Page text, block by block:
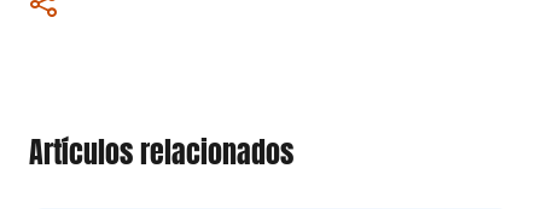
Artículos relacionados